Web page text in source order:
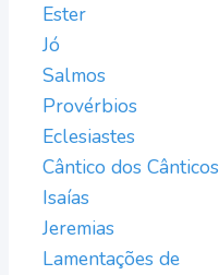
Ester
Jó
Salmos
Provérbios
Eclesiastes
Cântico dos Cânticos
Isaías
Jeremias
Lamentações de